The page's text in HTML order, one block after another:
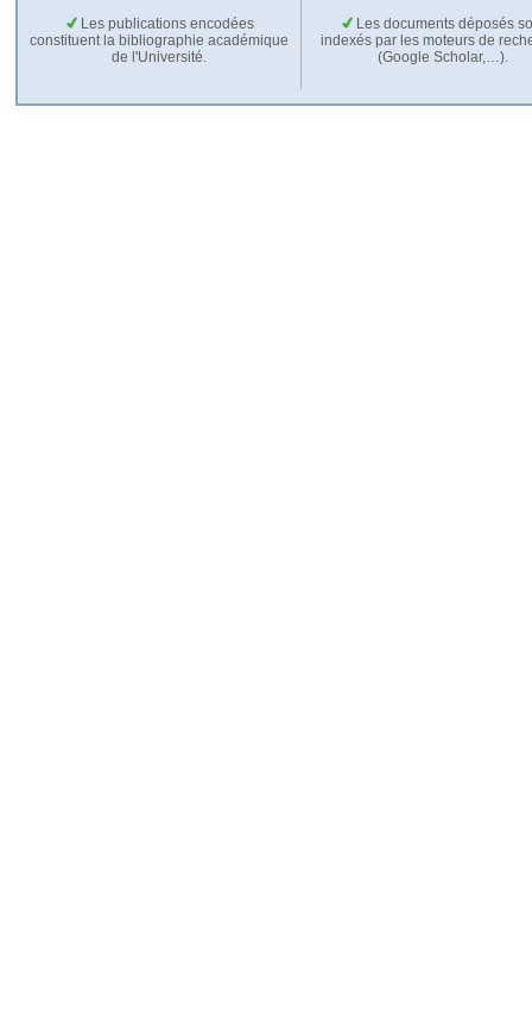
Les publications encodées
constituent la bibliographie académique
de l'Université.
Les documents déposés
indexés par les moteurs de
(Google Scholar,…).